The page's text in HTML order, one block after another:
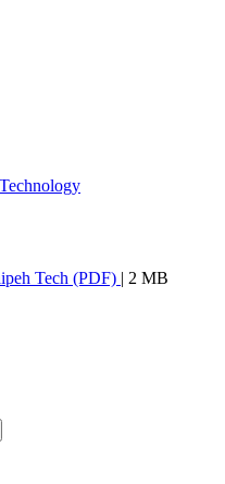
Tech (PDF) | 2 MB